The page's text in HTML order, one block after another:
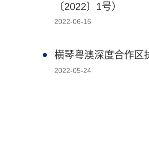
〔2022〕1号）
2022-06-16
横琴粤澳深度合作区
2022-05-24